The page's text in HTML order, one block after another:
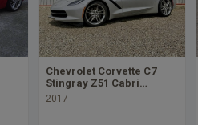
Chevrolet Corvette C7
Stingray Z51 Cabri…
2017